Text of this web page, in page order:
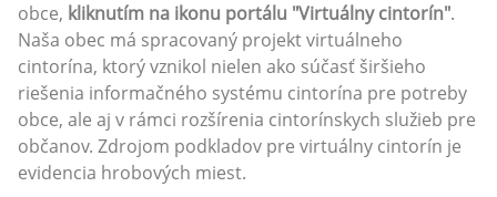
obce, kliknutím na ikonu portálu "Virtuálny cintorín".
Naša obec má spracovaný projekt virtuálneho
cintorína, ktorý vznikol nielen ako súčasť širšieho
riešenia informačného systému cintorína pre potreby
obce, ale aj v rámci rozšírenia cintorínskych služieb pre
občanov. Zdrojom podkladov pre virtuálny cintorín je
evidencia hrobových miest.